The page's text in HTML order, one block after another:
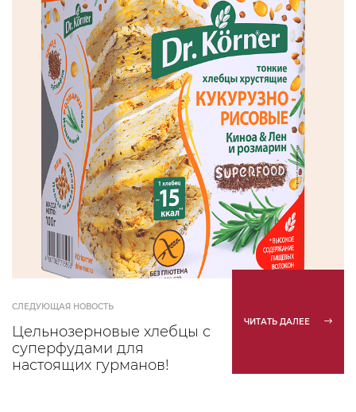
СЛЕДУЮЩАЯ НОВОСТЬ
Цельнозерновые хлебцы с
суперфудами для
настоящих гурманов!
ЧИТАТЬ ДАЛЕЕ